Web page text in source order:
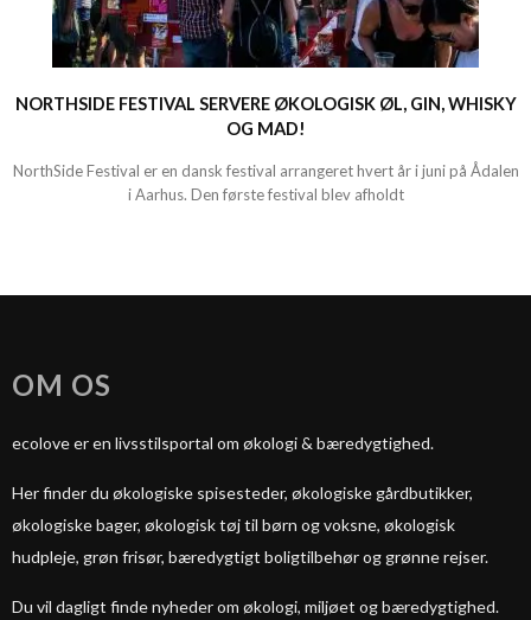
NORTHSIDE FESTIVAL SERVERE ØKOLOGISK ØL, GIN, WHISKY
OG MAD!
NorthSide Festival er en dansk festival arrangeret hvert år i juni på Ådalen
i Aarhus. Den første festival blev afholdt
OM OS
ecolove er en livsstilsportal om økologi & bæredygtighed.
Her finder du økologiske spisesteder, økologiske gårdbutikker,
økologiske bager, økologisk tøj til børn og voksne, økologisk
hudpleje, grøn frisør, bæredygtigt boligtilbehør og grønne rejser.
Du vil dagligt finde nyheder om økologi, miljøet og bæredygtighed.